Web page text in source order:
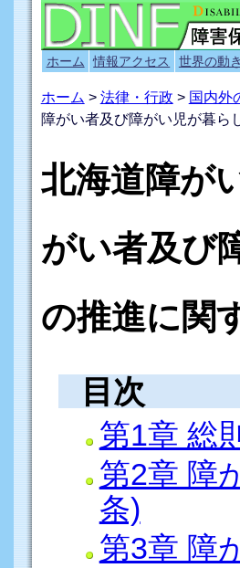
ホーム 情報アクセス 世界の動き
ホーム > 法律・行政 > 国内外
障がい者及び障がい児が暮ら
北海道障が
がい者及び
の推進に関
目次
第1章 総
第2章 障
条)
第3章 障